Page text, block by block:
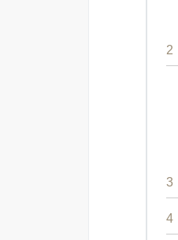
2
3
4